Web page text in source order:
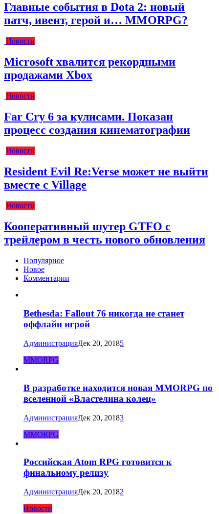
Главные события в Dota 2: новый
патч, ивент, герой и… MMORPG?
Новости
Microsoft хвалится рекордными
продажами Xbox
Новости
Far Cry 6 за кулисами. Показан
процесс создания кинематографии
Новости
Resident Evil Re:Verse может не выйти
вместе с Village
Новости
Кооперативный шутер GTFO с
трейлером в честь нового обновления
Популярное
Новое
Комментарии
Bethesda: Fallout 76 никогда не станет
оффлайн игрой
АдминистрацияДек 20, 20185
MMORPG
В разработке находится новая MMORPG по
вселенной «Властелина колец»
АдминистрацияДек 20, 20183
MMORPG
Российская Atom RPG готовится к
финальному релизу
АдминистрацияДек 20, 20182
Новости